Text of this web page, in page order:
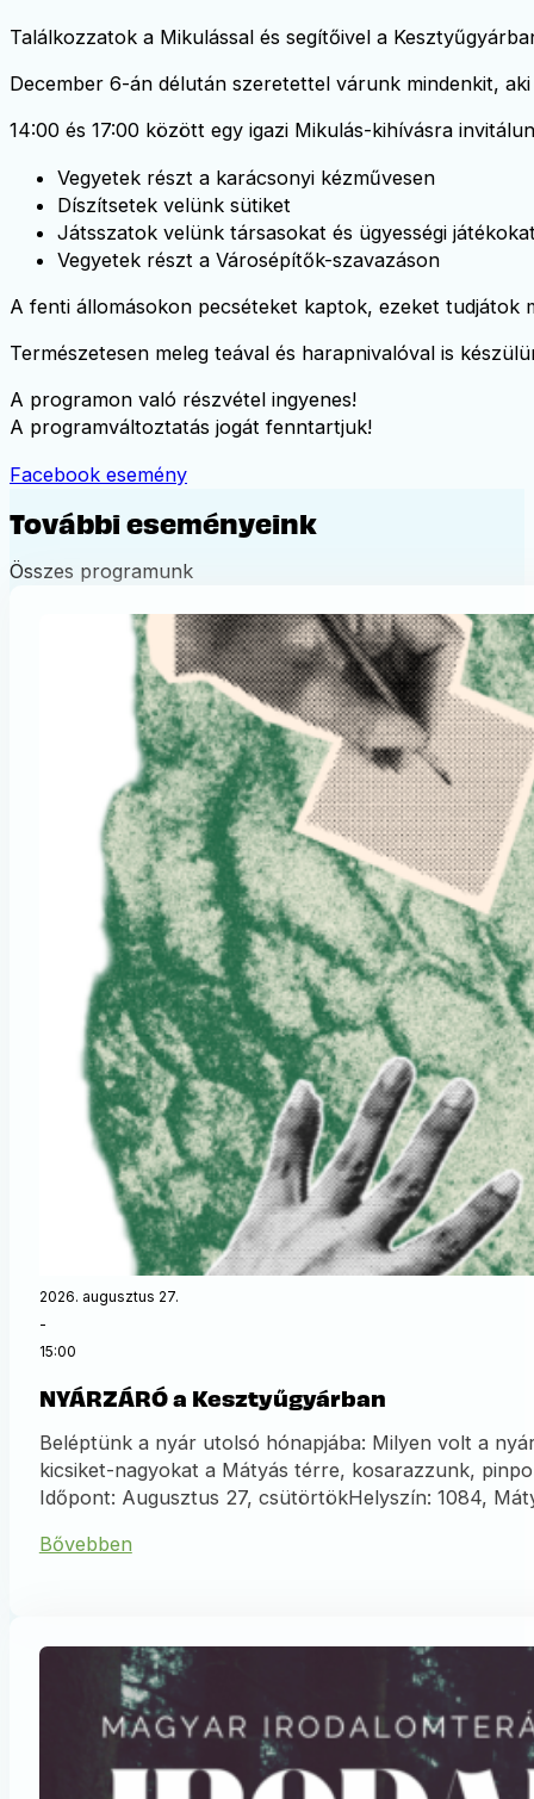
Találkozzatok a Mikulással és segítőivel a
December 6-án délután szeretettel várunk mindenkit,
14:00 és 17:00 között egy igazi Mikulás-kihívásra
Vegyetek részt a karácsonyi kézművesen
Díszítsetek velünk sütiket
Játsszatok velünk társasokat és ügyességi
Vegyetek részt a Városépítők-szavazáson
A fenti állomásokon pecséteket kaptok, ezeket tudjátok
Természetesen meleg teával és harapnivalóval is
A programon való részvétel ingyenes!
A programváltoztatás jogát fenntartjuk!
Facebook esemény
További eseményeink
Összes programunk
2026. augusztus 27.
-
15:00
NYÁRZÁRÓ a Kesztyűgyárban
Beléptünk a nyár utolsó hónapjába: Milyen volt a
kicsiket-nagyokat a Mátyás térre, kosarazzunk,
Időpont: Augusztus 27, csütörtökHelyszín: 1084,
Bővebben